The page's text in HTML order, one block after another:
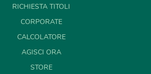
RICHIESTA TITOLI
CORPORATE
CALCOLATORE
AGISCI ORA
STORE